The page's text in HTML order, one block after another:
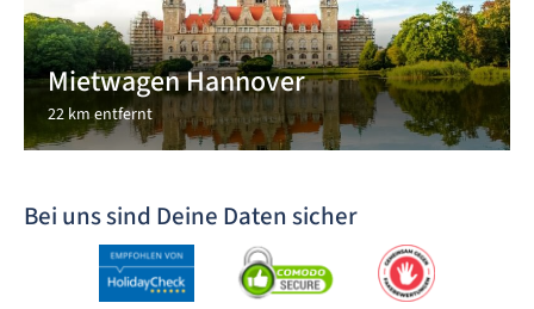
Mietwagen Hannover
22 km entfernt
Bei uns sind Deine Daten sicher